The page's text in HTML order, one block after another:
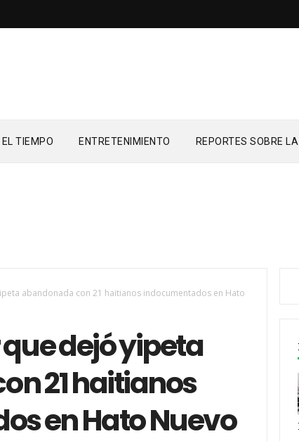
EL TIEMPO ENTRETENIMIENTO REPORTES SOBRE
abandonada con 21 haitianos indocumentados en Hato
dejó yipeta
21 haitianos
en Hato Nuevo